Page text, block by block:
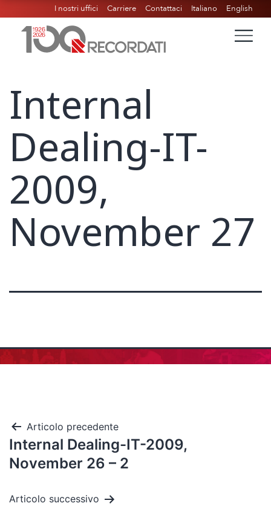
I nostri uffici Carriere Contattaci Italiano English
Internal
Dealing-IT-
2009,
November 27
Articolo precedente
Internal Dealing-IT-2009,
November 26 – 2
Articolo successivo